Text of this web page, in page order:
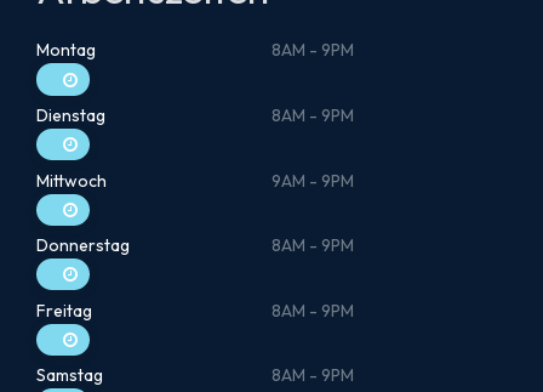
Montag 8AM - 9PM
Dienstag 8AM - 9PM
Mittwoch 9AM - 9PM
Donnerstag 8AM - 9PM
Freitag 8AM - 9PM
Samstag 8AM - 9PM